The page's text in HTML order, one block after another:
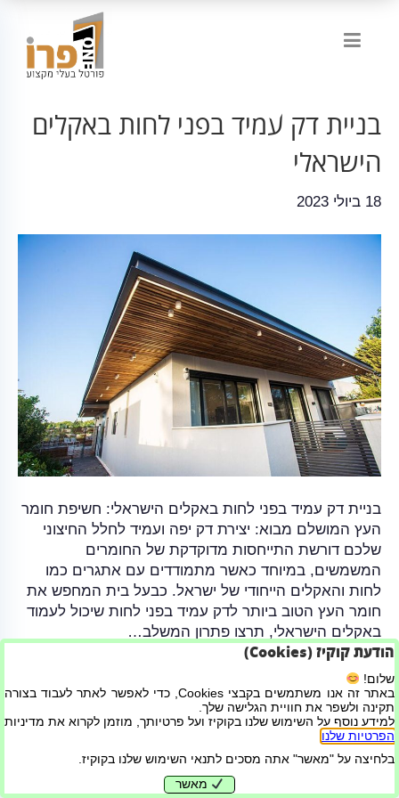
בניית דק עמיד בפני לחות באקלים
הישראלי
18 ביולי 2023
בניית דק עמיד בפני לחות באקלים הישראלי: חשיפת חומר
העץ המושלם מבוא: יצירת דק יפה ועמיד לחלל החיצוני
שלכם דורשת התייחסות מדוקדקת של החומרים
המשמשים, במיוחד כאשר מתמודדים עם אתגרים כמו
לחות והאקלים הייחודי של ישראל. כבעל בית המחפש את
חומר העץ הטוב ביותר לדק עמיד בפני לחות שיכול לעמוד
באקלים הישראלי, תרצו פתרון המשלב…
קרא עוד
בניית אתרים ושיווק דיגיטלי
הודעת קוקיז (Cookies)
שלום!
באתר זה אנו משתמשים בקבצי Cookies, כדי לאפשר לאתר לעבוד בצורה
תקינה ולשפר את חוויית הגלישה שלך.
למידע נוסף על השימוש שלנו בקוקיז ועל פרטיותך, מוזמן לקרוא את מדיניות
הפרטיות שלנו
בלחיצה על "מאשר" אתה מסכים לתנאי השימוש שלנו בקוקיז.
מאשר